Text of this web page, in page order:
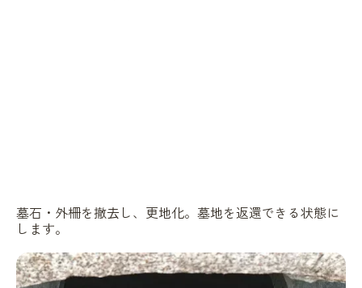
墓石・外柵を撤去し、更地化。墓地を返還できる状態に
します。